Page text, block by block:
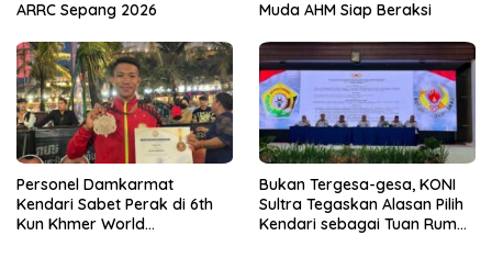
ARRC Sepang 2026
Muda AHM Siap Beraksi
Personel Damkarmat
Kendari Sabet Perak di 6th
Kun Khmer World
Bukan Tergesa-gesa, KONI
Sultra Tegaskan Alasan Pilih
Kendari sebagai Tuan Rumah